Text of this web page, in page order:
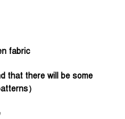
fabric
that there will be some
）